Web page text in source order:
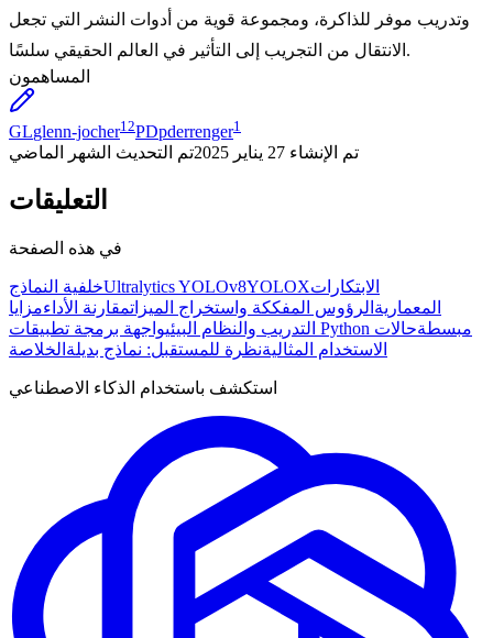
وتدريب موفر للذاكرة، ومجموعة قوية من أدوات النشر التي تجعل
الانتقال من التجريب إلى التأثير في العالم الحقيقي سلسًا.
المساهمون
GLglenn-jocher12PDpderrenger1
تم الإنشاء 27 يناير 2025 تم التحديث الشهر الماضي
التعليقات
في هذه الصفحة
خلفية النماذجUltralytics YOLOv8YOLOXالابتكارات
المعمارية الرؤوس المفككة واستخراج الميزاتمقارنة الأداءمزايا
التدريب والنظام البيئي
واجهة برمجة تطبيقات Python مبسطةحالات
الاستخدام المثاليةنظرة للمستقبل: نماذج بديلة الخلاصة
استكشف باستخدام الذكاء الاصطناعي